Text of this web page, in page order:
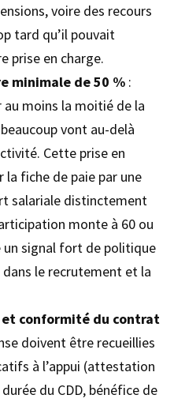
voire des recours
tard qu’il pouvait
prise en charge.
minimale de 50 %:
moins la moitié de la
vont au-delà
Cette prise en
la fiche de paie par une
salariale distinctement
monte à 60 ou
un signal fort de politique
le recrutement et la
et conformité du contrat
doivent être recueillies
à l’appui (attestation
du CDD, bénéfice de